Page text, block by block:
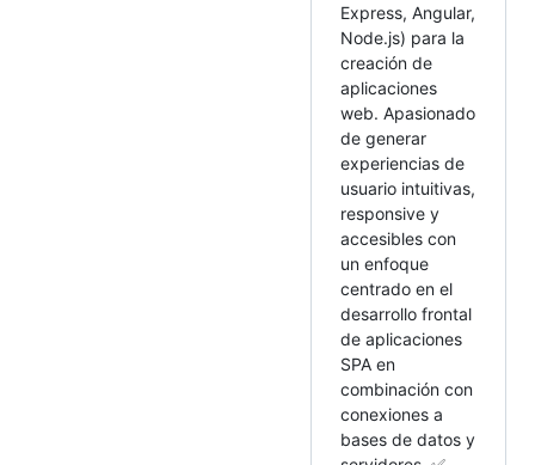
Express, Angular,
Node.js) para la
creación de
aplicaciones
web. Apasionado
de generar
experiencias de
usuario intuitivas,
responsive y
accesibles con
un enfoque
centrado en el
desarrollo frontal
de aplicaciones
SPA en
combinación con
conexiones a
bases de datos y